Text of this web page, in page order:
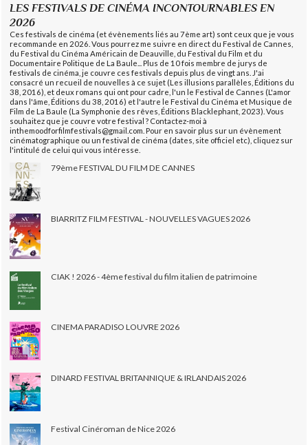
LES FESTIVALS DE CINÉMA INCONTOURNABLES EN
2026
Ces festivals de cinéma (et évènements liés au 7ème art) sont ceux que je vous
recommande en 2026. Vous pourrez me suivre en direct du Festival de Cannes,
du Festival du Cinéma Américain de Deauville, du Festival du Film et du
Documentaire Politique de La Baule... Plus de 10 fois membre de jurys de
festivals de cinéma, je couvre ces festivals depuis plus de vingt ans. J'ai
consacré un recueil de nouvelles à ce sujet (Les illusions parallèles, Éditions du
38, 2016), et deux romans qui ont pour cadre, l'un le Festival de Cannes (L'amor
dans l'âme, Éditions du 38, 2016) et l'autre le Festival du Cinéma et Musique de
Film de La Baule (La Symphonie des rêves, Éditions Blacklephant, 2023). Vous
souhaitez que je couvre votre festival ? Contactez-moi à
inthemoodforfilmfestivals@gmail.com. Pour en savoir plus sur un évènement
cinématographique ou un festival de cinéma (dates, site officiel etc), cliquez sur
l'intitulé de celui qui vous intéresse.
79ème FESTIVAL DU FILM DE CANNES
BIARRITZ FILM FESTIVAL - NOUVELLES VAGUES 2026
CIAK ! 2026 - 4ème festival du film italien de patrimoine
CINEMA PARADISO LOUVRE 2026
DINARD FESTIVAL BRITANNIQUE & IRLANDAIS 2026
Festival Cinéroman de Nice 2026